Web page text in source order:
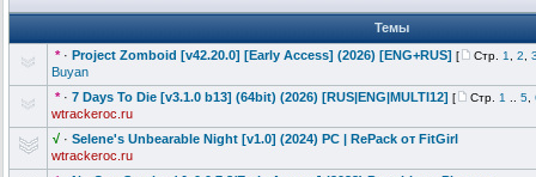
Темы
* · Project Zomboid [v42.20.0] [Early Access] (2026) [ENG+RUS] [ Стр. 1 2
Buyan
* · 7 Days To Die [v3.1.0 b13] (64bit) (2026) [RUS|ENG|MULTI12] [ Стр. 1 5
wtrackeroc.ru
√ · Selene's Unbearable Night [v1.0] (2024) PC | RePack от FitGirl
wtrackeroc.ru